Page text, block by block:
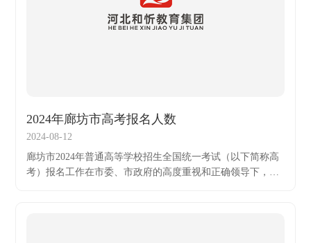
2024年廊坊市高考报名人数
2024-08-12
廊坊市2024年普通高等学校招生全国统一考试（以下简称高
考）报名工作在市委、市政府的高度重视和正确领导下，在